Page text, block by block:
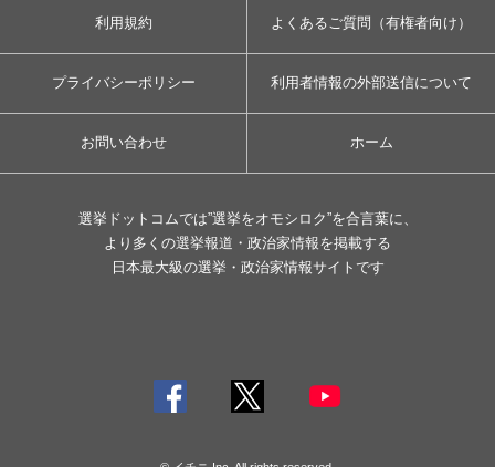
利用規約 よくあるご質問（有権者向け）
プライバシーポリシー 利用者情報の外部送信について
お問い合わせ ホーム
選挙ドットコムでは”選挙をオモシロク”を合言葉に、
より多くの選挙報道・政治家情報を掲載する
日本最大級の選挙・政治家情報サイトです